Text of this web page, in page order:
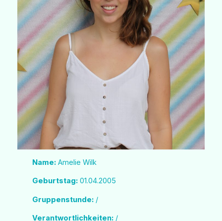
Name: Amelie Wilk
Geburtstag: 01.04.2005
Gruppenstunde: /
Verantwortlichkeiten: /